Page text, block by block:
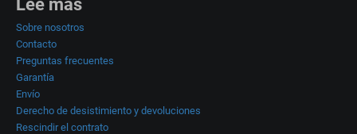
Lee mas
Sobre nosotros
Contacto
Preguntas frecuentes
Garantía
Envío
Derecho de desistimiento y devoluciones
Rescindir el contrato